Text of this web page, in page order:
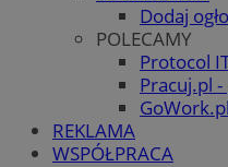
Dodaj
POLECAMY
Protocol
Pracuj.pl
REKLAMA
WSPÓŁPRACA